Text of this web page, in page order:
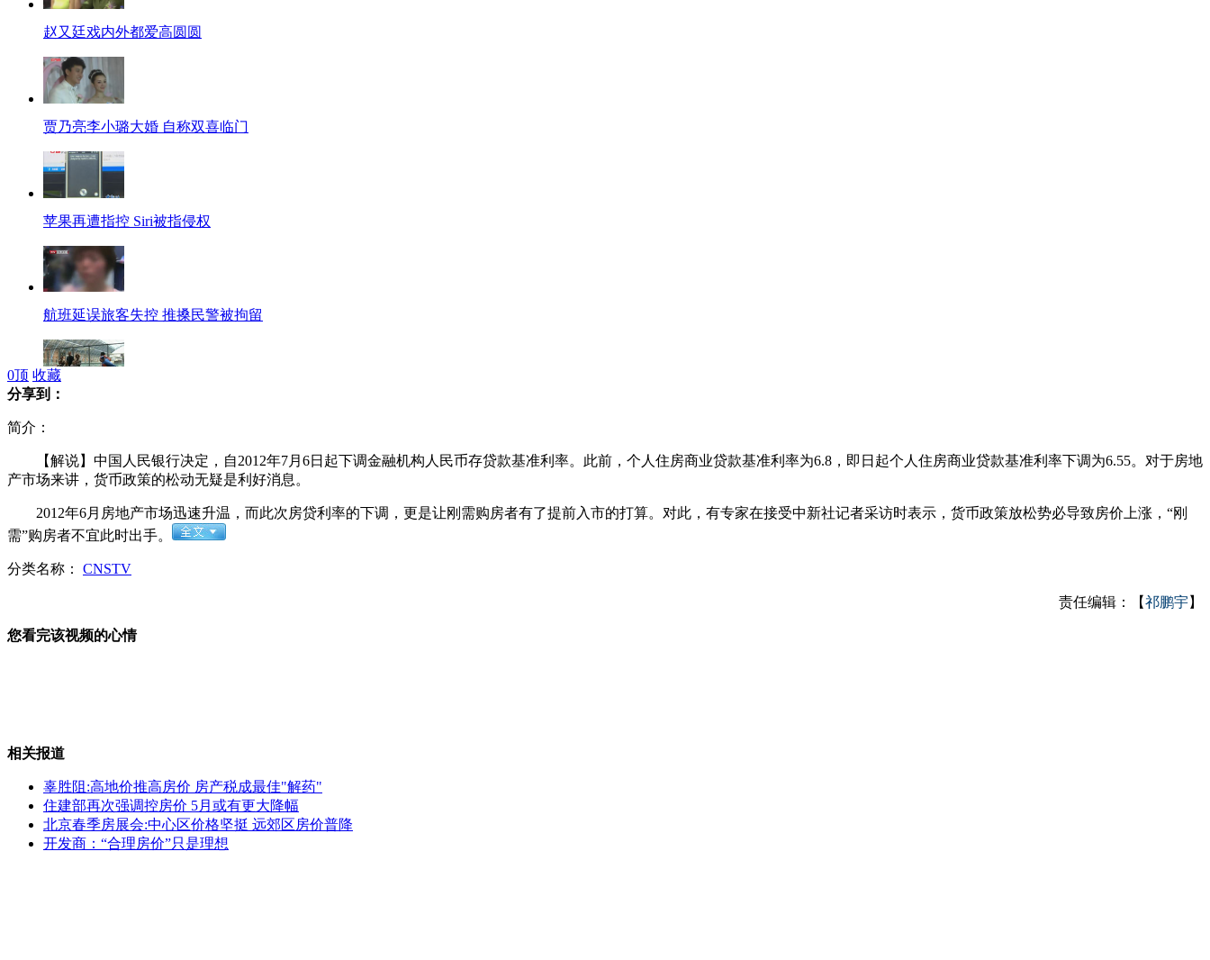
赵又廷戏内外都爱高圆圆
贾乃亮李小璐大婚 自称双喜临门
苹果再遭指控 Siri被指侵权
航班延误旅客失控 推搡民警被拘留
路面突发塌陷"吞"宝马一人死亡
酒店女老板夜间揽客遭色狼猥亵
0顶 收藏
分享到：
简介：
【解说】中国人民银行决定，自2012年7月6日起下调金融机构人民币存贷款基准利率。此前，个人住房商业贷款基准利率为6.8，即日起个人住房商业贷款基准利率下调为6.55。对于房地
产市场来讲，货币政策的松动无疑是利好消息。
2012年6月房地产市场迅速升温，而此次房贷利率的下调，更是让刚需购房者有了提前入市的打算。对此，有专家在接受中新社记者采访时表示，货币政策放松势必导致房价上涨，“刚
需”购房者不宜此时出手。
分类名称： CNSTV
责任编辑：【祁鹏宇】
您看完该视频的心情
相关报道
辜胜阻:高地价推高房价 房产税成最佳"解药"
住建部再次强调控房价 5月或有更大降幅
北京春季房展会:中心区价格坚挺 远郊区房价普降
开发商：“合理房价”只是理想